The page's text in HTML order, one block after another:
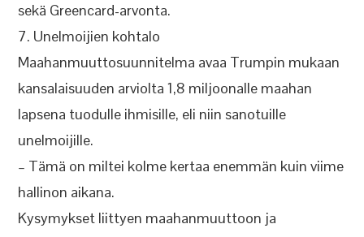
sekä Greencard-arvonta.
7. Unelmoijien kohtalo
Maahanmuuttosuunnitelma avaa Trumpin mukaan
kansalaisuuden arviolta 1,8 miljoonalle maahan
lapsena tuodulle ihmisille, eli niin sanotuille
unelmoijille.
– Tämä on miltei kolme kertaa enemmän kuin viime
hallinon aikana.
Kysymykset liittyen maahanmuuttoon ja